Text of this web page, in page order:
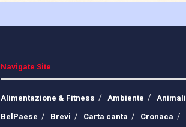
Navigate Site
Alimentazione & Fitness Ambiente Animali
BelPaese
Brevi Carta canta Cronaca